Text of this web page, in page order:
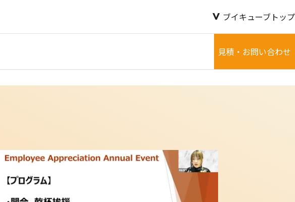
ブイキューブトップ
見積・お問い合わせ